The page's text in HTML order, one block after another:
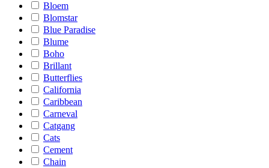
Bloem
Blomstar
Blue Paradise
Blume
Boho
Brillant
Butterflies
California
Caribbean
Carneval
Catgang
Cats
Cement
Chain